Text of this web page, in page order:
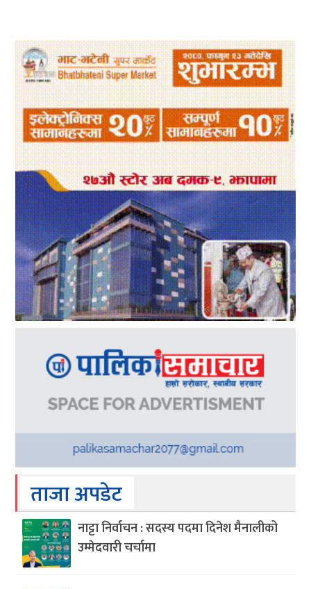
ताजा अपडेट
नाट्टा निर्वाचन : सदस्य पदमा दिनेश मैनालीको
उम्मेदवारी चर्चामा